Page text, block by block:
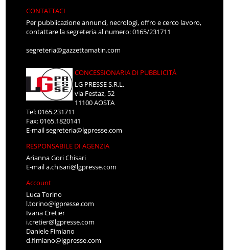
CONTATTACI
Per pubblicazione annunci, necrologi, offro e cerco lavoro,
contattare la segreteria al numero: 0165/231711
segreteria@gazzettamatin.com
CONCESSIONARIA DI PUBBLICITÀ
LG PRESSE S.R.L.
via Festaz, 52
11100 AOSTA
Tel: 0165.231711
Fax: 0165.1820141
E-mailsegreteria@lgpresse.com
RESPONSABILE DI AGENZIA
Arianna Gori Chisari
E-maila.chisari@lgpresse.com
Account
Luca Torino
l.torino@lgpresse.com
Ivana Cretier
i.cretier@lgpresse.com
Daniele Fimiano
d.fimiano@lgpresse.com